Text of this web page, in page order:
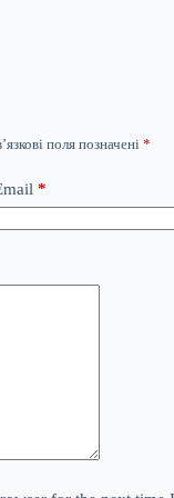
поля позначені *
*